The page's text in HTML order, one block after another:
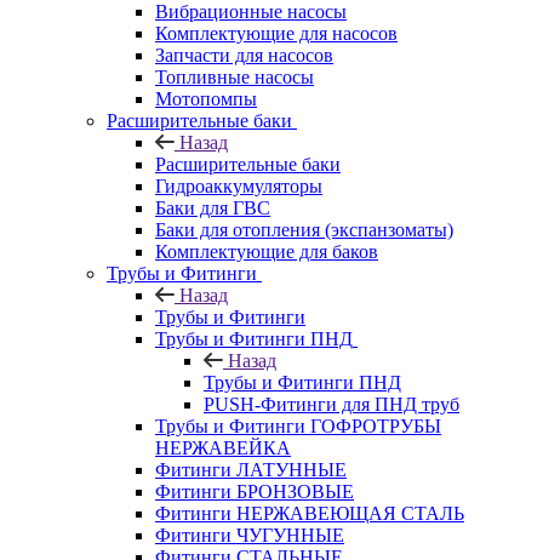
Вибрационные насосы
Комплектующие для насосов
Запчасти для насосов
Топливные насосы
Мотопомпы
Расширительные баки
Назад
Расширительные баки
Гидроаккумуляторы
Баки для ГВС
Баки для отопления (экспанзоматы)
Комплектующие для баков
Трубы и Фитинги
Назад
Трубы и Фитинги
Трубы и Фитинги ПНД
Назад
Трубы и Фитинги ПНД
PUSH-Фитинги для ПНД труб
Трубы и Фитинги ГОФРОТРУБЫ
НЕРЖАВЕЙКА
Фитинги ЛАТУННЫЕ
Фитинги БРОНЗОВЫЕ
Фитинги НЕРЖАВЕЮЩАЯ СТАЛЬ
Фитинги ЧУГУННЫЕ